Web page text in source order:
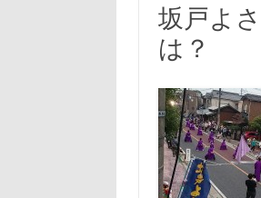
坂戸よ
は？